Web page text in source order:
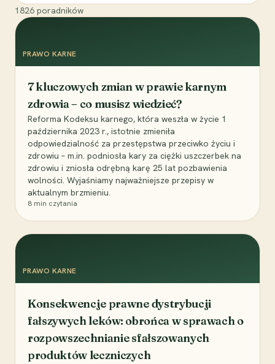
1826 poradników
PRAWO KARNE
7 kluczowych zmian w prawie karnym
zdrowia – co musisz wiedzieć?
Reforma Kodeksu karnego, która weszła w życie 1
października 2023 r., istotnie zmieniła
odpowiedzialność za przestępstwa przeciwko życiu i
zdrowiu – m.in. podniosła kary za ciężki uszczerbek na
zdrowiu i zniosła odrębną karę 25 lat pozbawienia
wolności. Wyjaśniamy najważniejsze przepisy w
aktualnym brzmieniu.
8 min czytania
PRAWO KARNE
Konsekwencje prawne dystrybucji
fałszywych leków: obrońca w sprawach o
rozpowszechnianie sfałszowanych
produktów leczniczych